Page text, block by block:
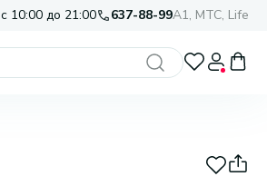
10:00 до 21:00 637-88-99A1, МТС, Life